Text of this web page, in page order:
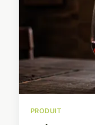
PRODUIT